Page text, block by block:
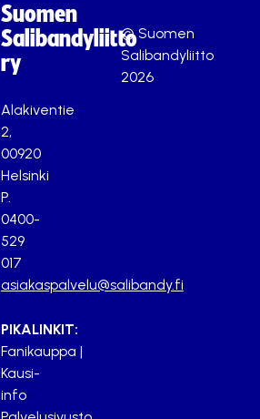
Suomen
Salibandyliitto
ry
Alakiventie
2,
00920
Helsinki
P.
0400-
529
017
asiakaspalvelu@salibandy.fi
PIKALINKIT:
Fanikauppa |
Kausi-
info
© Suomen
Salibandyliitto
2026